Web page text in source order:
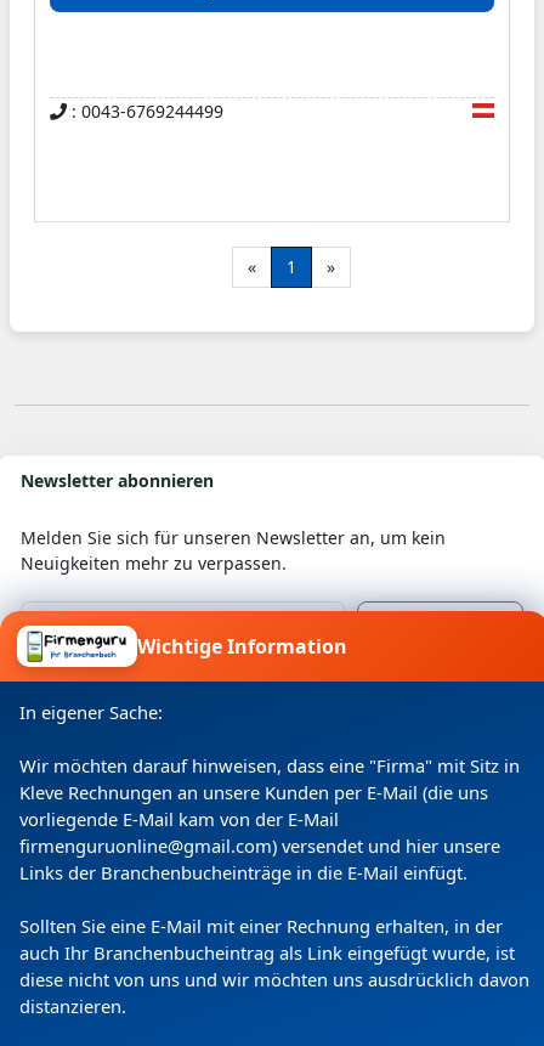
: 0043-6769244499
« 1 »
Newsletter abonnieren
Melden Sie sich für unseren Newsletter an, um kein
Neuigkeiten mehr zu verpassen.
Ich willige ein, dass meine Angaben laut
werden.
Copyright (c) 2024 by Firmenguru Ltd | alle Rechte
Wichtige Information
In eigener Sache:
Wir möchten darauf hinweisen, dass eine "Firma" mit Sitz in
Kleve Rechnungen an unsere Kunden per E-Mail (die uns
vorliegende E-Mail kam von der E-Mail
firmenguruonline@gmail.com) versendet und hier unsere
Links der Branchenbucheinträge in die E-Mail einfügt.
Sollten Sie eine E-Mail mit einer Rechnung erhalten, in der
auch Ihr Branchenbucheintrag als Link eingefügt wurde, ist
diese nicht von uns und wir möchten uns ausdrücklich davon
distanzieren.